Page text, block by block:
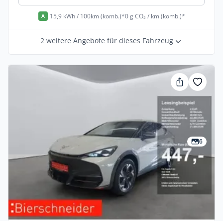
A 15,9 kWh / 100km (komb.)*0 g CO₂ / km (komb.)*
2 weitere Angebote für dieses Fahrzeug
6
Cupra Tavascan
Elektro •Automatik •285 PS (210 kW)
Neuwagen